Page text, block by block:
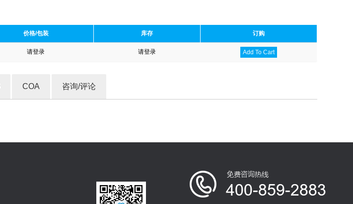
价格/包装 库存 订购
请登录 请登录 Add To Cart
COA 咨询/评论